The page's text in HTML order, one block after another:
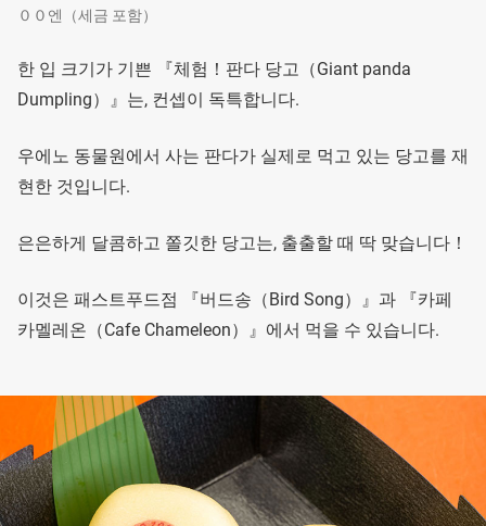
００엔（세금 포함）
한 입 크기가 기쁜 『체험！판다 당고（Giant panda
Dumpling）』는, 컨셉이 독특합니다.
우에노 동물원에서 사는 판다가 실제로 먹고 있는 당고를 재
현한 것입니다.
은은하게 달콤하고 쫄깃한 당고는, 출출할 때 딱 맞습니다！
이것은 패스트푸드점 『버드송（Bird Song）』과 『카페
카멜레온（Cafe Chameleon）』에서 먹을 수 있습니다.